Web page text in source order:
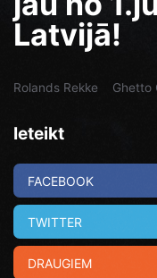
Latvijā!
Rolands Rekke Ghetto
Ieteikt
FACEBOOK
TWITTER
DRAUGIEM